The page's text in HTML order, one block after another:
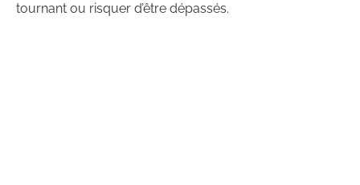
tournant ou risquer d’être dépassés.